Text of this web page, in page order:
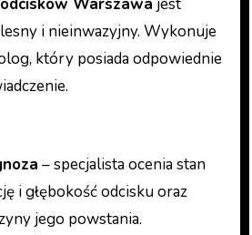
Warszawa jest
i nieinwazyjny. Wykonuje
który posiada odpowiednie
– specjalista ocenia stan
i głębokość odcisku oraz
jego powstania.